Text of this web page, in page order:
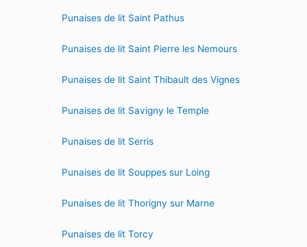
Punaises de lit Saint Pathus
Punaises de lit Saint Pierre les Nemours
Punaises de lit Saint Thibault des Vignes
Punaises de lit Savigny le Temple
Punaises de lit Serris
Punaises de lit Souppes sur Loing
Punaises de lit Thorigny sur Marne
Punaises de lit Torcy